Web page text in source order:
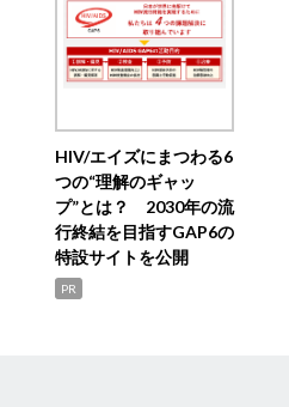
HIV/エイズにまつわる6
つの“理解のギャッ
プ”とは？ 2030年の流
行終結を目指すGAP6の
特設サイトを公開
PR